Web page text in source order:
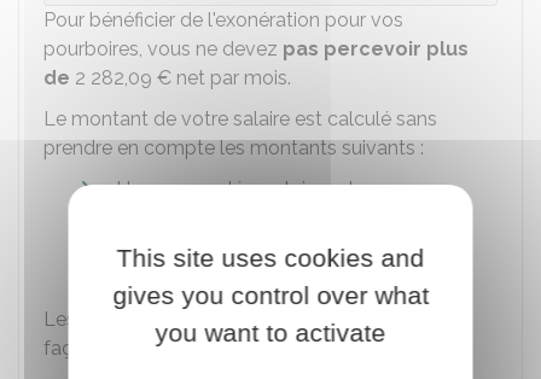
Pour bénéficier de l'exonération pour vos
pourboires, vous ne devez pas percevoir plus
de 2 282,09 € net par mois.
Le montant de votre salaire est calculé sans
prendre en compte les montants suivants :
Heures supplémentaires et
Pourboires perçus
Les pourboires peuvent vous être versés des
façons suivantes :
This site uses cookies and
gives you control over what
you want to activate